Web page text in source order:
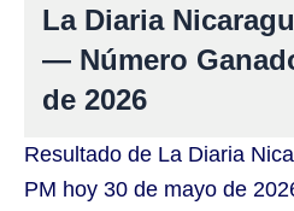
La Diaria
— Número
de 2026
Resultado de La Diaria
PM hoy 30 de mayo de